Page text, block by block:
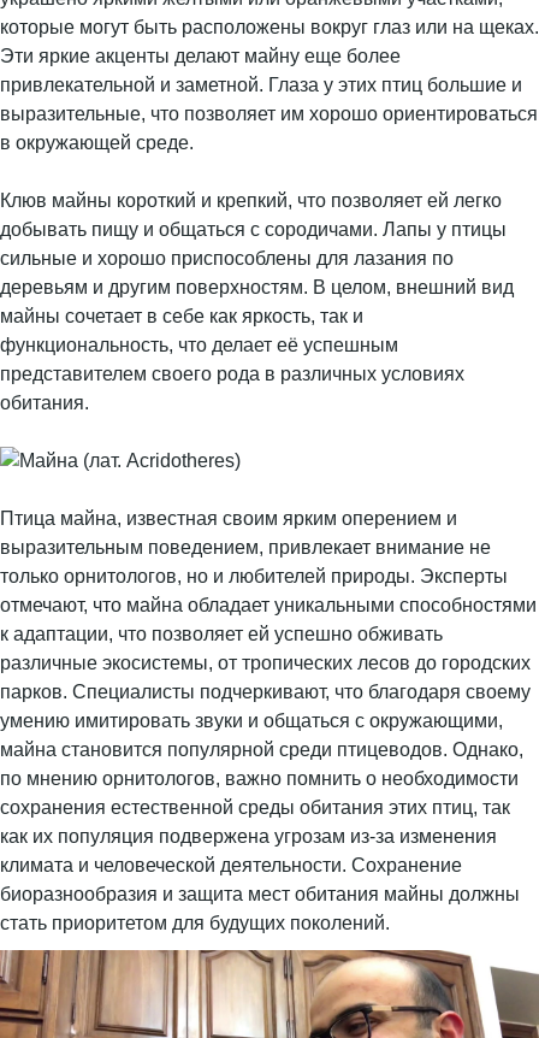
которые могут быть расположены вокруг глаз или на щеках.
Эти яркие акценты делают майну еще более
привлекательной и заметной. Глаза у этих птиц большие и
выразительные, что позволяет им хорошо ориентироваться
в окружающей среде.
Клюв майны короткий и крепкий, что позволяет ей легко
добывать пищу и общаться с сородичами. Лапы у птицы
сильные и хорошо приспособлены для лазания по
деревьям и другим поверхностям. В целом, внешний вид
майны сочетает в себе как яркость, так и
функциональность, что делает её успешным
представителем своего рода в различных условиях
обитания.
Птица майна, известная своим ярким оперением и
выразительным поведением, привлекает внимание не
только орнитологов, но и любителей природы. Эксперты
отмечают, что майна обладает уникальными способностями
к адаптации, что позволяет ей успешно обживать
различные экосистемы, от тропических лесов до городских
парков. Специалисты подчеркивают, что благодаря своему
умению имитировать звуки и общаться с окружающими,
майна становится популярной среди птицеводов. Однако,
по мнению орнитологов, важно помнить о необходимости
сохранения естественной среды обитания этих птиц, так
как их популяция подвержена угрозам из-за изменения
климата и человеческой деятельности. Сохранение
биоразнообразия и защита мест обитания майны должны
стать приоритетом для будущих поколений.